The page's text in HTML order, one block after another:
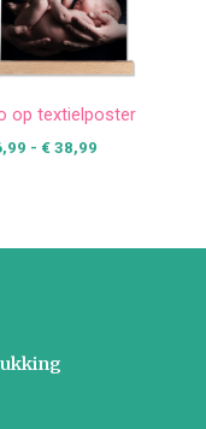
op textielposter
- €38,99